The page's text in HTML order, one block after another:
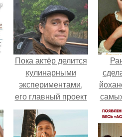
Пока актёр делится
кулинарными
экспериментами,
его главный проект
сделал серьёзный
шаг вперёд.
но